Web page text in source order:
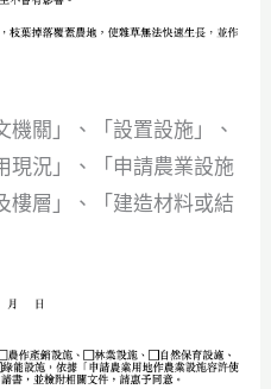
關」、「設置設施」、
現況」、「申請農業設施
樓層」、「建造材料或結